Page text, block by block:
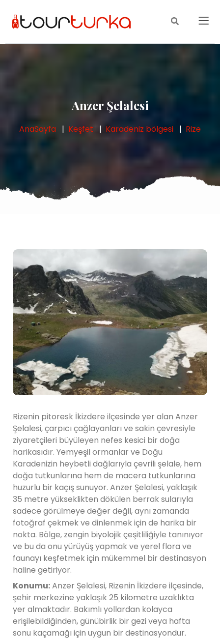
Anzer Şelalesi
AnaSayfa Keşfet Karadeniz bölgesi Rize
Rizenin pitoresk İkizdere ilçesinde yer alan Anzer
Şelalesi, çarpıcı çağlayanları ve sakin çevresiyle
ziyaretçileri büyüleyen nefes kesici bir doğa
harikasıdır. Yemyeşil ormanlar ve Doğu
Karadenizin heybetli dağlarıyla çevrili şelale, hem
doğa tutkunlarına hem de macera tutkunlarına
huzurlu bir kaçış sunuyor. Anzer Şelalesi, yaklaşık
35 metre yükseklikten dökülen berrak sularıyla
sadece görülmeye değer değil, aynı zamanda
fotoğraf çekmek ve dinlenmek için de harika bir
nokta. Bölge, zengin biyolojik çeşitliliğiyle tanınıyor
ve bu da onu yürüyüş yapmak ve yerel flora ve
faunayı keşfetmek için mükemmel bir destinasyon
haline getiriyor.
Konumu:Anzer Şelalesi, Rizenin İkizdere ilçesinde,
şehir merkezine yaklaşık 25 kilometre uzaklıkta
yer almaktadır. Bakımlı yollardan kolayca
erişilebildiğinden, günübirlik bir gezi veya hafta
sonu kaçamağı için uygun bir destinasyondur.